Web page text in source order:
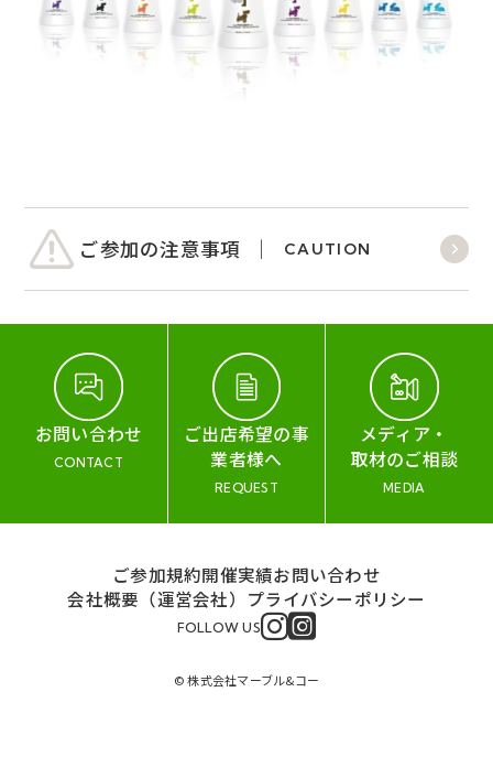
ご参加の注意事項 CAUTION
お問い合わせ
CONTACT
ご出店希望の事
業者様へ
REQUEST
メディア・
取材のご相談
MEDIA
ご参加規約開催実績お問い合わせ
会社概要（運営会社） プライバシーポリシー
FOLLOW US
© 株式会社マーブル&コー